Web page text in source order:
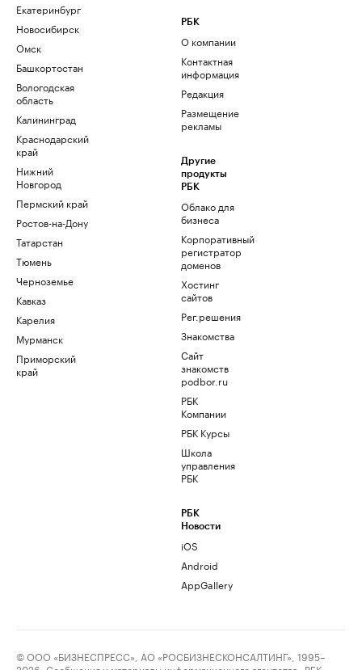
Екатеринбург
Новосибирск
Омск
Башкортостан
Вологодская
область
Калининград
Краснодарский
край
Нижний
Новгород
Пермский край
Ростов-на-Дону
Татарстан
Тюмень
Черноземье
Кавказ
Карелия
Мурманск
Приморский
край
РБК
О компании
Контактная
информация
Редакция
Размещение
рекламы
Другие
продукты
РБК
Облако для
бизнеса
Корпоративный
регистратор
доменов
Хостинг
сайтов
Рег.решения
Знакомства
Сайт
знакомств
podbor.ru
РБК
Компании
РБК Курсы
Школа
управления
РБК
РБК
Новости
iOS
Android
AppGallery
© ООО «БИЗНЕСПРЕСС», АО «РОСБИЗНЕСКОНСАЛТИНГ», 1995–